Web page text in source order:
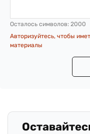
Осталось символов: 2000
Авторизуйтесь, чтобы
материалы